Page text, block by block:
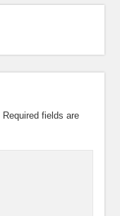
Required fields are